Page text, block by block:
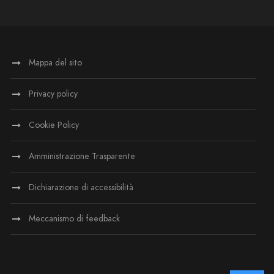
Mappa del sito
Privacy policy
Cookie Policy
Amministrazione Trasparente
Dichiarazione di accessibilità
Meccanismo di feedback